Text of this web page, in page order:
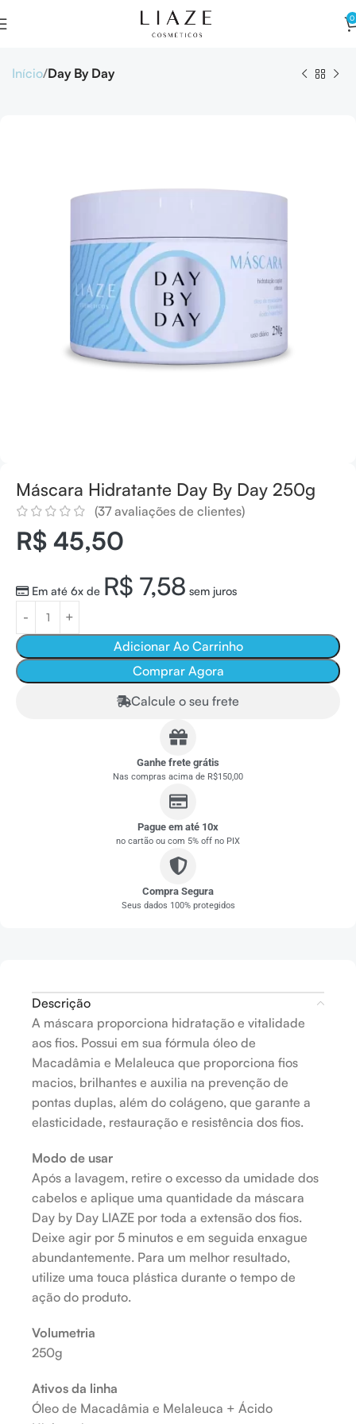
0
Início Day By Day
Máscara Hidratante Day By Day 250g
(37avaliações de clientes)
R$ 45,50
Em até 6x de R$ 7,58 sem juros
Adicionar Ao Carrinho
Comprar Agora
Calcule o seu frete
Ganhe frete grátis
Nas compras acima de R$150,00
Pague em até 10x
no cartão ou com 5% off no PIX
Compra Segura
Seus dados 100% protegidos
Descrição
A máscara proporciona hidratação e vitalidade
aos fios. Possui em sua fórmula óleo de
Macadâmia e Melaleuca que proporciona fios
macios, brilhantes e auxilia na prevenção de
pontas duplas, além do colágeno, que garante a
elasticidade, restauração e resistência dos fios.
Modo de usar
Após a lavagem, retire o excesso da umidade dos
cabelos e aplique uma quantidade da máscara
Day by Day LIAZE por toda a extensão dos fios.
Deixe agir por 5 minutos e em seguida enxague
abundantemente. Para um melhor resultado,
utilize uma touca plástica durante o tempo de
ação do produto.
Volumetria
250g
Ativos da linha
Óleo de Macadâmia e Melaleuca + Ácido